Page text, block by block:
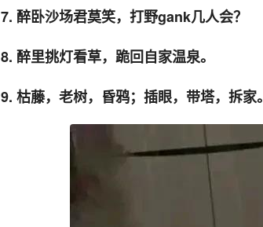
7. 醉卧沙场君莫笑，打野gank几人会？
8. 醉里挑灯看草，跪回自家温泉。
9. 枯藤，老树，昏鸦；插眼，带塔，拆家。